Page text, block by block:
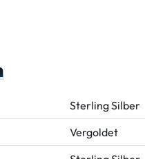
Sterling Silber
Vergoldet